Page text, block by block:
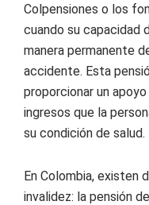
Colpensiones o los
cuando su capacidad
manera permanente
accidente. Esta
proporcionar un
ingresos que la
su condición de salud.
En Colombia, existen
invalidez: la pensión